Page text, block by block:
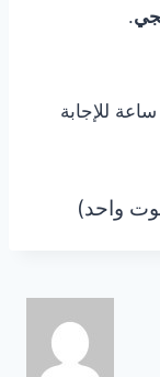
.
متاحة على مدار 24 ساعة للإجابة